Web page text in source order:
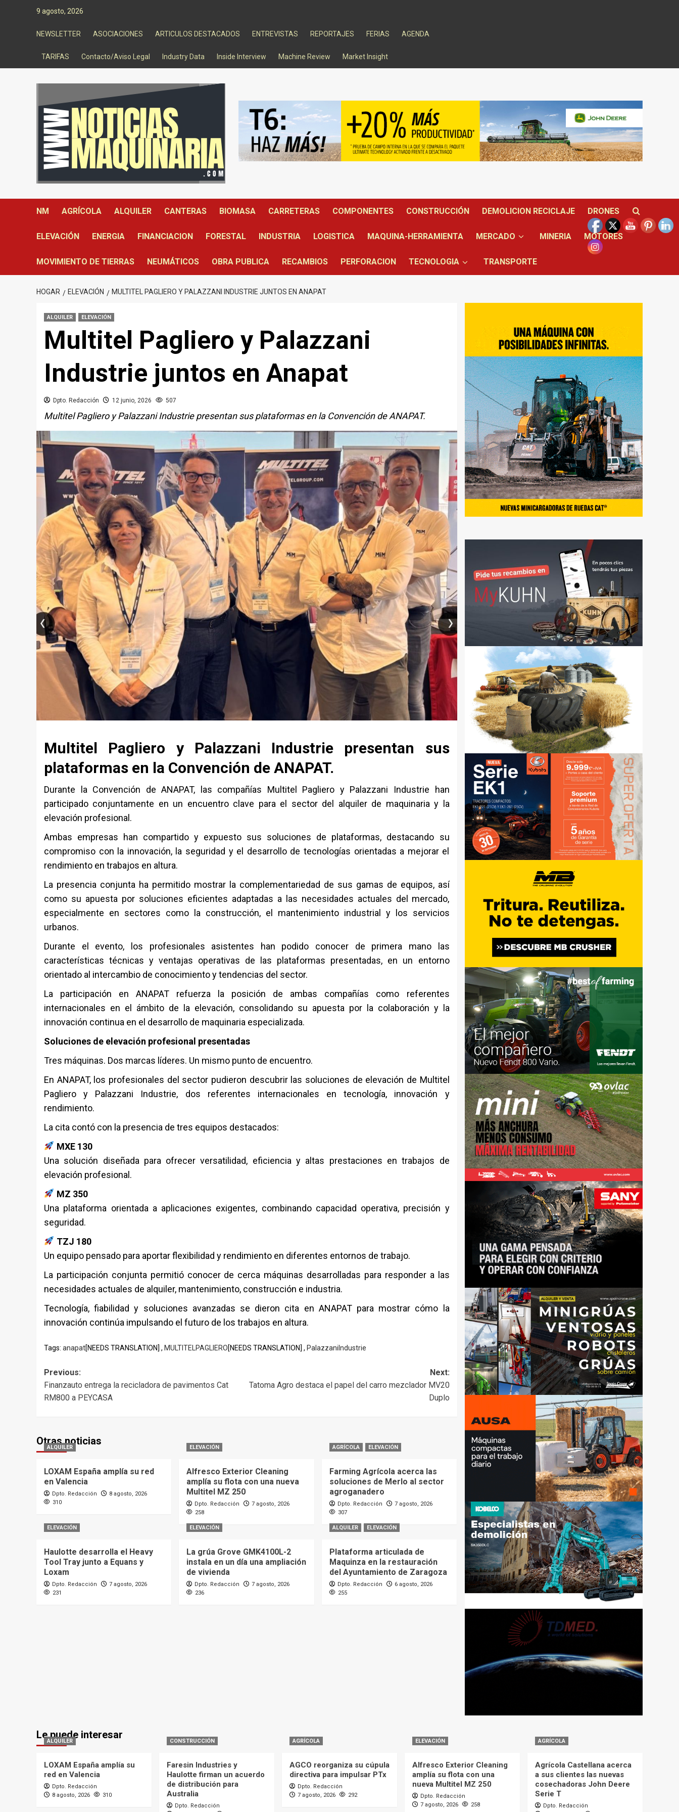
9 agosto, 2026
NEWSLETTER ASOCIACIONES ARTICULOS DESTACADOS ENTREVISTAS REPORTAJES FERIAS AGENDA
TARIFAS Contacto/Aviso Legal Industry Data Inside Interview Machine Review Market Insight
NM AGRÍCOLA ALQUILER CANTERAS BIOMASA CARRETERAS COMPONENTES CONSTRUCCIÓN DEMOLICION RECICLAJE DRONES
ELEVACIÓN ENERGIA FINANCIACION FORESTAL INDUSTRIA LOGISTICA MAQUINA-HERRAMIENTA MERCADO MINERIA MOTORES
MOVIMIENTO DE TIERRAS NEUMÁTICOS OBRA PUBLICA RECAMBIOS PERFORACION TECNOLOGIA TRANSPORTE
HOGAR ELEVACIÓN MULTITEL PAGLIERO Y PALAZZANI INDUSTRIE JUNTOS EN ANAPAT
ALQUILER ELEVACIÓN
Multitel Pagliero y Palazzani
Industrie juntos en Anapat
Dpto. Redacción 12 junio, 2026 507
Multitel Pagliero y Palazzani Industrie presentan sus plataformas en la Convención de ANAPAT.
Multitel Pagliero y Palazzani Industrie presentan sus
plataformas en la Convención de ANAPAT.
Durante la Convención de ANAPAT, las compañías Multitel Pagliero y Palazzani Industrie han
participado conjuntamente en un encuentro clave para el sector del alquiler de maquinaria y la
elevación profesional.
Ambas empresas han compartido y expuesto sus soluciones de plataformas, destacando su
compromiso con la innovación, la seguridad y el desarrollo de tecnologías orientadas a mejorar el
rendimiento en trabajos en altura.
La presencia conjunta ha permitido mostrar la complementariedad de sus gamas de equipos, así
como su apuesta por soluciones eficientes adaptadas a las necesidades actuales del mercado,
especialmente en sectores como la construcción, el mantenimiento industrial y los servicios
urbanos.
Durante el evento, los profesionales asistentes han podido conocer de primera mano las
características técnicas y ventajas operativas de las plataformas presentadas, en un entorno
orientado al intercambio de conocimiento y tendencias del sector.
La participación en ANAPAT refuerza la posición de ambas compañías como referentes
internacionales en el ámbito de la elevación, consolidando su apuesta por la colaboración y la
innovación continua en el desarrollo de maquinaria especializada.
Soluciones de elevación profesional presentadas
Tres máquinas. Dos marcas líderes. Un mismo punto de encuentro.
En ANAPAT, los profesionales del sector pudieron descubrir las soluciones de elevación de Multitel
Pagliero y Palazzani Industrie, dos referentes internacionales en tecnología, innovación y
rendimiento.
La cita contó con la presencia de tres equipos destacados:
MXE 130
Una solución diseñada para ofrecer versatilidad, eficiencia y altas prestaciones en trabajos de
elevación profesional.
MZ 350
Una plataforma orientada a aplicaciones exigentes, combinando capacidad operativa, precisión y
seguridad.
TZJ 180
Un equipo pensado para aportar flexibilidad y rendimiento en diferentes entornos de trabajo.
La participación conjunta permitió conocer de cerca máquinas desarrolladas para responder a las
necesidades actuales de alquiler, mantenimiento, construcción e industria.
Tecnología, fiabilidad y soluciones avanzadas se dieron cita en ANAPAT para mostrar cómo la
innovación continúa impulsando el futuro de los trabajos en altura.
Tags: anapat[NEEDS TRANSLATION] , MULTITELPAGLIERO[NEEDS TRANSLATION] , PalazzaniIndustrie
Post
navigation
Previous:
Finanzauto entrega la recicladora de pavimentos Cat
RM800 a PEYCASA
Next:
Tatoma Agro destaca el papel del carro mezclador MV20
Duplo
Otras noticias
ALQUILER
LOXAM España amplía su red
en Valencia
Dpto. Redacción
8 agosto, 2026
310
ELEVACIÓN
Alfresco Exterior Cleaning
amplía su flota con una nueva
Multitel MZ 250
Dpto. Redacción
7 agosto, 2026
258
AGRÍCOLA ELEVACIÓN
Farming Agrícola acerca las
soluciones de Merlo al sector
agroganadero
Dpto. Redacción
7 agosto, 2026
307
ELEVACIÓN
Haulotte desarrolla el Heavy
Tool Tray junto a Equans y
Loxam
Dpto. Redacción
7 agosto, 2026
231
ELEVACIÓN
La grúa Grove GMK4100L-2
instala en un día una ampliación
de vivienda
Dpto. Redacción
7 agosto, 2026
236
ALQUILER ELEVACIÓN
Plataforma articulada de
Maquinza en la restauración
del Ayuntamiento de Zaragoza
Dpto. Redacción
6 agosto, 2026
255
Le puede interesar
ALQUILER
LOXAM España amplía su
red en Valencia
Dpto. Redacción
8 agosto, 2026
310
CONSTRUCCIÓN
Faresin Industries y
Haulotte firman un acuerdo
de distribución para
Australia
Dpto. Redacción
AGRÍCOLA
AGCO reorganiza su cúpula
directiva para impulsar PTx
Dpto. Redacción
7 agosto, 2026
292
ELEVACIÓN
Alfresco Exterior Cleaning
amplía su flota con una
nueva Multitel MZ 250
Dpto. Redacción
7 agosto, 2026
258
AGRÍCOLA
Agrícola Castellana acerca
a sus clientes las nuevas
cosechadoras John Deere
Serie T
Dpto. Redacción